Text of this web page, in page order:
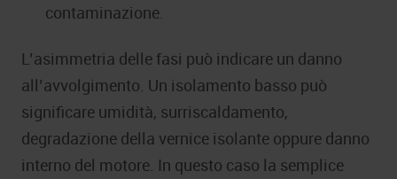
contaminazione.
L’asimmetria delle fasi può indicare un danno
all’avvolgimento. Un isolamento basso può
significare umidità, surriscaldamento,
degradazione della vernice isolante oppure danno
interno del motore. In questo caso la semplice